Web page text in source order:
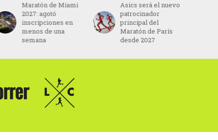
Maratón de Miami
2027: agotó
inscripciones en
menos de una
semana
Asics será el nuevo
patrocinador
principal del
Maratón de París
desde 2027